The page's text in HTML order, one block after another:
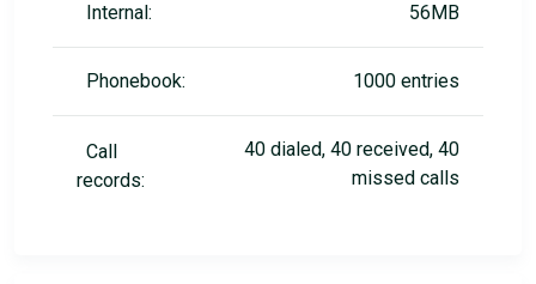
Internal: 56MB
Phonebook: 1000 entries
Call
records:
40 dialed, 40 received, 40
missed calls